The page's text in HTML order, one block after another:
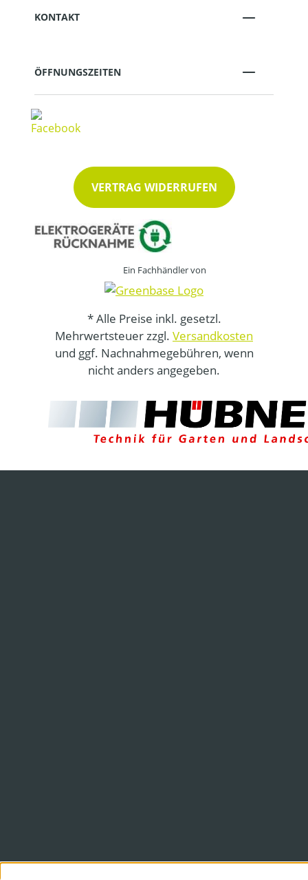
KONTAKT
ÖFFNUNGSZEITEN
VERTRAG WIDERRUFEN
Ein Fachhändler von
* Alle Preise inkl. gesetzl.
Mehrwertsteuer zzgl. Versandkosten
und ggf. Nachnahmegebühren, wenn
nicht anders angegeben.